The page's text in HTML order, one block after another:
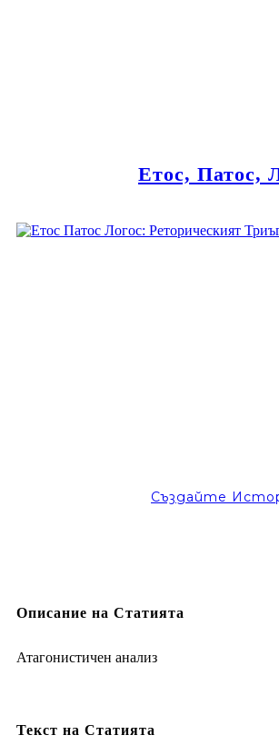
Етос, Патос,
Създайте
Описание на Статията
Атагонистичен анализ
Текст на Статията